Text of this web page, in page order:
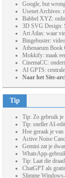
Google, but
Usenet Archives:
Babbel XYZ:
3D SVG Design:
Art Atlas: waar
Bingebuster:
Athenaeum Book
Mokkify: maak
CinemaCC:
AI GPTS:
Naar het Site-
Tip
Tip: Zo gebruik
Tip: sneller AI-
Hoe geraak je
Active Noise
Gemini zat je
WhatsApp-
Tip: Laat die
ChatGPT als
Slimme